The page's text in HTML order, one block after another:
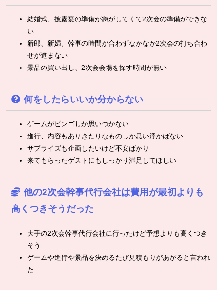
結婚式、披露宴の準備が急がしてくて2次会の準備ができな
い
新郎、新婦、幹事の時間が合わずなかなか2次会の打ち合わ
せが進まない
景品の買い出し、2次会会場を探す時間が無い
何をしたらいいか分からない
ゲームがビンゴしか思いつかない
進行、内容もありきたりなものしか思い浮かばない
サプライズも企画したいけど不安ばかり
来てもらったゲストにもしっかり満足してほしい
他の2次会幹事代行会社は費用が最初よりも
高くつきそうだった
大手の2次会幹事代行会社に行ったけど予想よりも高くつき
そう
ゲームや進行や景品を決めるたび見積もりがあがると言われ
た